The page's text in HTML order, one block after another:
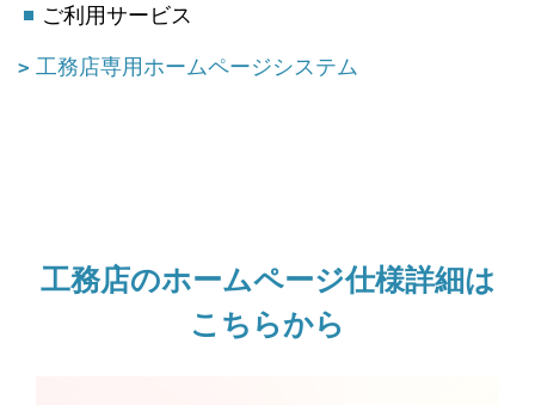
ご利用サービス
工務店専用ホームページシステム
工務店のホームページ仕様詳細は
こちらから